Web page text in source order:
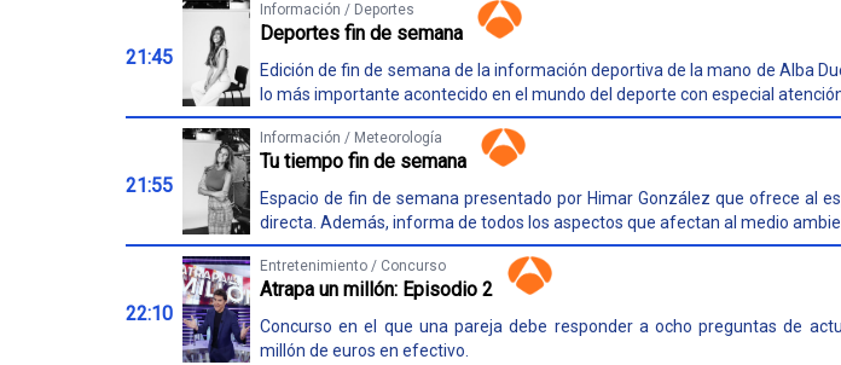
21:45
Información / Deportes
Deportes fin de semana
Edición de fin de semana de la información deportiva de la mano de Alba
lo más importante acontecido en el mundo del deporte con especial
21:55
Información / Meteorología
Tu tiempo fin de semana
Espacio de fin de semana presentado por Himar González que ofrece al
directa. Además, informa de todos los aspectos que afectan al medio
22:10
Entretenimiento / Concurso
Atrapa un millón: Episodio 2
Concurso en el que una pareja debe responder a ocho preguntas de
millón de euros en efectivo.